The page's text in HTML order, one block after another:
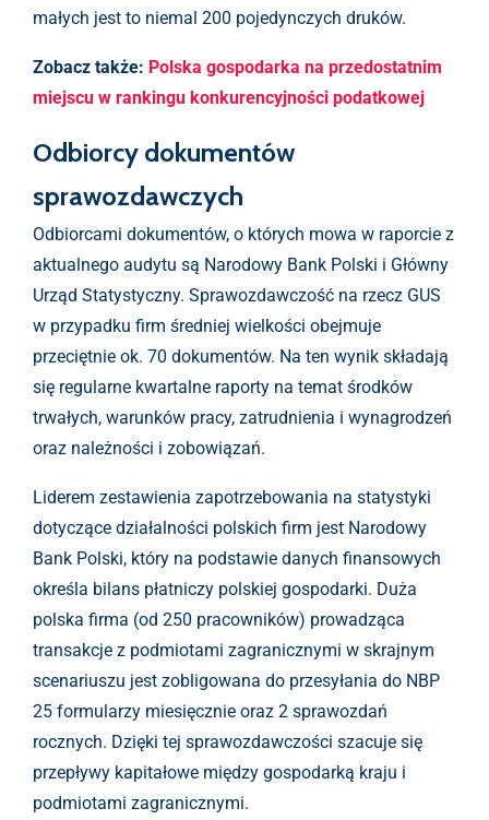
małych jest to niemal 200 pojedynczych druków.
Zobacz także: Polska gospodarka na przedostatnim
miejscu w rankingu konkurencyjności podatkowej
Odbiorcy dokumentów
sprawozdawczych
Odbiorcami dokumentów, o których mowa w raporcie z
aktualnego audytu są Narodowy Bank Polski i Główny
Urząd Statystyczny. Sprawozdawczość na rzecz GUS
w przypadku firm średniej wielkości obejmuje
przeciętnie ok. 70 dokumentów. Na ten wynik składają
się regularne kwartalne raporty na temat środków
trwałych, warunków pracy, zatrudnienia i wynagrodzeń
oraz należności i zobowiązań.
Liderem zestawienia zapotrzebowania na statystyki
dotyczące działalności polskich firm jest Narodowy
Bank Polski, który na podstawie danych finansowych
określa bilans płatniczy polskiej gospodarki. Duża
polska firma (od 250 pracowników) prowadząca
transakcje z podmiotami zagranicznymi w skrajnym
scenariuszu jest zobligowana do przesyłania do NBP
25 formularzy miesięcznie oraz 2 sprawozdań
rocznych. Dzięki tej sprawozdawczości szacuje się
przepływy kapitałowe między gospodarką kraju i
podmiotami zagranicznymi.